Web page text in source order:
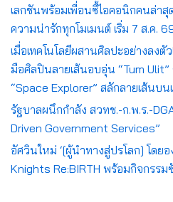
เลกชันพร้อมเพื่อนซี้ไอคอนิกคนล่าสุ
ความน่ารักทุกโมเมนต์ เริ่ม 7 ส.ค.
เมื่อเทคโนโลยีผสานศิลปะอย่างลงตั
มือศิลปินลายเส้นอบอุ่น “Tum
“Space Explorer” สลักลายเส้นบน
รัฐบาลผนึกกำลัง สวทช.-ก.พ.ร.-
Driven Government Services”
อัศวินใหม่ ‘[ผู้นำทางสู่ปรโลก] โดย
Knights Re:BIRTH พร้อมกิจกรรม